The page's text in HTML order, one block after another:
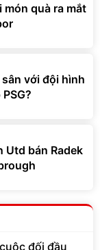
món quà ra mắt
với đội hình
Utd bán Radek
đối đầu